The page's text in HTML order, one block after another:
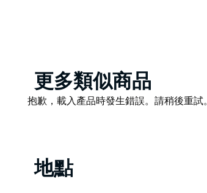
Product
List
更多類似商品
Product
抱歉，載入產品時發生錯誤。請稍後重試。
地點